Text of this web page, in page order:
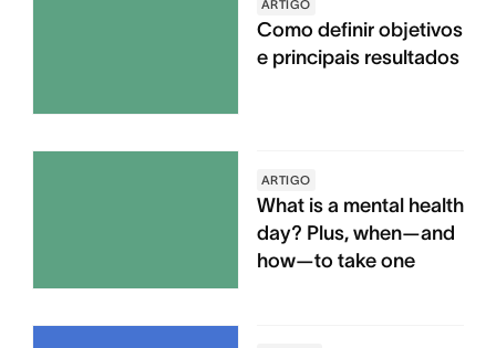
ARTIGO
Como definir objetivos
e principais resultados
ARTIGO
What is a mental health
day? Plus, when—and
how—to take one